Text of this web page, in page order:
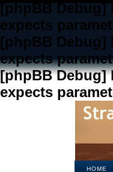
[phpBB Debug]
expects
[phpBB Debug]
expects
[phpBB Debug]
expects
HOME